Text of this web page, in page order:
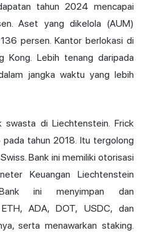
tahun 2024 mencapai
Aset yang dikelola (AUM)
persen. Kantor berlokasi di
Kong. Lebih tenang daripada
jangka waktu yang lebih
di Liechtenstein. Frick
pada tahun 2018. Itu tergolong
Bank ini memiliki otorisasi
Keuangan Liechtenstein
ini menyimpan dan
ADA, DOT, USDC, dan
serta menawarkan staking.